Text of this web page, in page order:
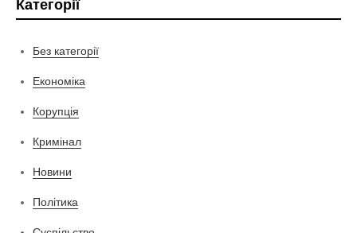
Категорії
Без категорії
Економіка
Корупція
Кримінал
Новини
Політика